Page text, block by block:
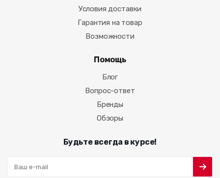
Условия доставки
Гарантия на товар
Возможности
Помощь
Блог
Вопрос-ответ
Бренды
Обзоры
Будьте всегда в курсе!